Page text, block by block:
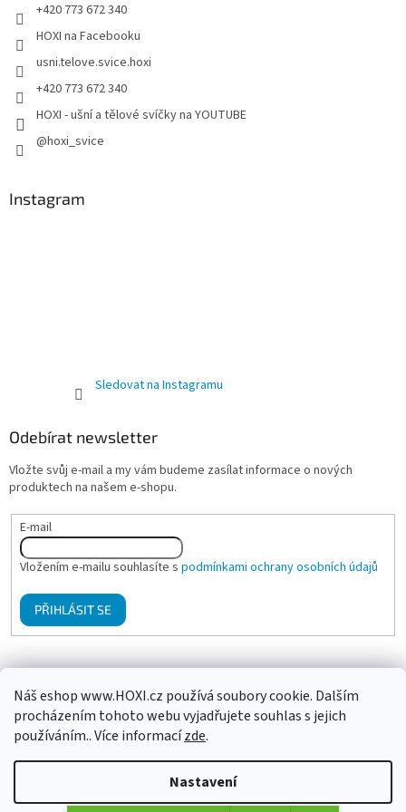
Náš eshop www.HOXI.cz používá soubory cookie. Dalším
procházením tohoto webu vyjadřujete souhlas s jejich
používáním.. Více informacízde.
Nastavení
+420 773 672 340
HOXI na Facebooku
usni.telove.svice.hoxi
+420 773 672 340
HOXI - ušní a tělové svíčky na YOUTUBE
@hoxi_svice
Instagram
Sledovat na Instagramu
Odebírat newsletter
Vložte svůj e-mail a my vám budeme zasílat informace o nových
produktech na našem e-shopu.
E-mail
Vložením e-mailu souhlasíte s podmínkami ochrany osobních údajů
PŘIHLÁSIT SE